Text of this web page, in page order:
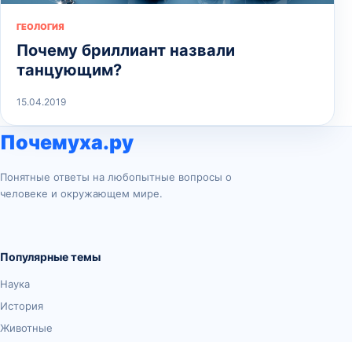
ГЕОЛОГИЯ
Почему бриллиант назвали
танцующим?
15.04.2019
Почемуха.ру
Понятные ответы на любопытные вопросы о
человеке и окружающем мире.
Популярные темы
Наука
История
Животные